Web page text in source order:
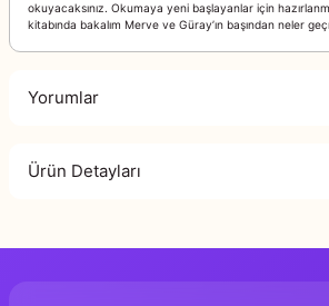
okuyacaksınız. Okumaya yeni başlayanlar için
kitabında bakalım Merve ve Güray’ın başından neler
Yorumlar
Ürün Detayları